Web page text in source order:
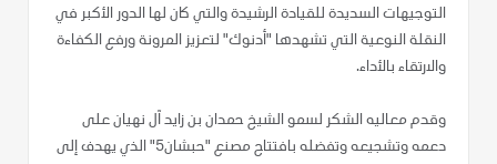
التوجيهات السديدة للقيادة الرشيدة والتي كان لها الدور الأكبر في
النقلة النوعية التي تشهدها "أدنوك" لتعزيز المرونة ورفع الكفاءة
والارتقاء بالأداء.
وقدم معاليه الشكر لسمو الشيخ حمدان بن زايد آل نهيان على
دعمه وتشجيعه وتفضله بافتتاح مصنع "حبشان5" الذي يهدف إلى